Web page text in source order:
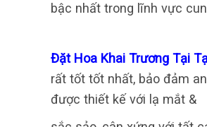
bậc nhất trong lĩnh vực
Đặt Hoa Khai Trương Tại
rất tốt tốt nhất, bảo đảm
được thiết kế với lạ mắt &